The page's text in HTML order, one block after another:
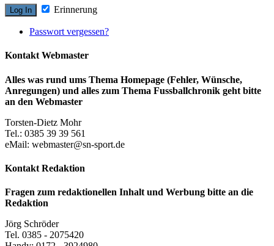
Erinnerung
Passwort vergessen?
Kontakt Webmaster
Alles was rund ums Thema Homepage (Fehler, Wünsche,
Anregungen) und alles zum Thema Fussballchronik geht bitte
an den Webmaster
Torsten-Dietz Mohr
Tel.: 0385 39 39 561
eMail: webmaster@sn-sport.de
Kontakt Redaktion
Fragen zum redaktionellen Inhalt und Werbung bitte an die
Redaktion
Jörg Schröder
Tel. 0385 - 2075420